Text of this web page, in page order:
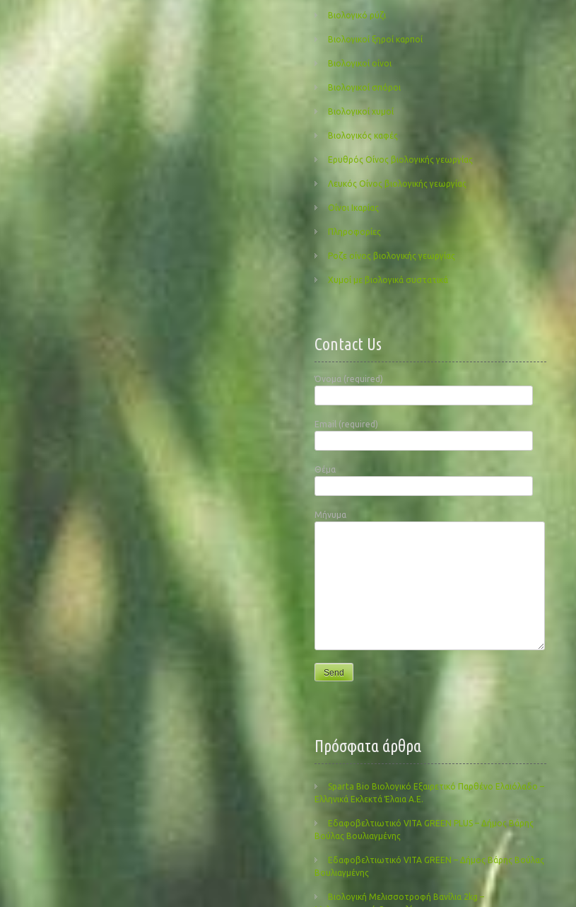
Βιολογικό ρύζι
Βιολογικοί ξηροί καρποί
Βιολογικοί οίνοι
Βιολογικοί σπόροι
Βιολογικοί χυμοί
Βιολογικός καφές
Ερυθρός Οίνος βιολογικής γεωργίας
Λευκός Οίνος βιολογικής γεωργίας
Οίνοι Ικαρίας
Πληροφορίες
Ροζε οίνος βιολογικής γεωργίας
Χυμοί με βιολογικά συστατικά
Contact Us
Όνομα (required)
Email (required)
Θέμα
Μήνυμα
Πρόσφατα άρθρα
Sparta Bio Βιολογικό Εξαιρετικό Παρθένο Ελαιόλαδο –
Ελληνικά Εκλεκτά Έλαια Α.Ε.
Εδαφοβελτιωτικό VITA GREEN PLUS – Δήμος Βάρης
Βούλας Βουλιαγμένης
Εδαφοβελτιωτικό VITA GREEN – Δήμος Βάρης Βούλας
Βουλιαγμένης
Βιολογική Μελισσοτροφή Βανίλια 2kg –